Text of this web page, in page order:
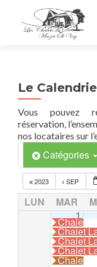
Le
Vous pouvez
réservation,
nos locataires sur
Catégories
2023 SEP
LUN MAR
1
Chalet
Chalet
Chalet
Chalet
Chalet